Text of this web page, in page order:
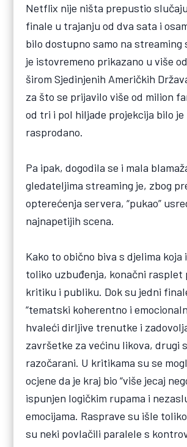
Netflix nije ništa prepustio
finale u trajanju od dva sata i
bilo dostupno samo na streaming
je istovremeno prikazano u više
širom Sjedinjenih Američkih
za što se prijavilo više od milion
od tri i pol hiljade projekcija bilo je
rasprodano.
Pa ipak, dogodila se i mala
gledateljima streaming je, zbog
opterećenja servera, “pukao”
najnapetijih scena.
Kako to obično biva s djelima koja
toliko uzbuđenja, konačni rasplet
kritiku i publiku. Dok su jedni
“tematski koherentno i
hvaleći dirljive trenutke i
završetke za većinu likova, drugi
razočarani. U kritikama su se
ocjene da je kraj bio “više jecaj
ispunjen logičkim rupama i
emocijama. Rasprave su išle
su neki povlačili paralele s